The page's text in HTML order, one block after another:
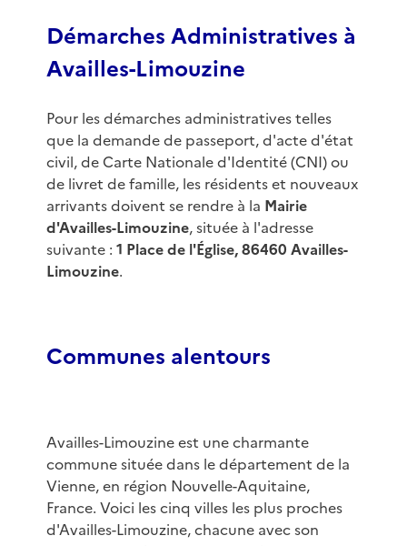
Démarches Administratives à
Availles-Limouzine
Pour les démarches administratives telles
que la demande de passeport, d'acte d'état
civil, de Carte Nationale d'Identité (CNI) ou
de livret de famille, les résidents et nouveaux
arrivants doivent se rendre à la Mairie
d'Availles-Limouzine, située à l'adresse
suivante : 1 Place de l'Église, 86460 Availles-
Limouzine.
Communes alentours
Availles-Limouzine est une charmante
commune située dans le département de la
Vienne, en région Nouvelle-Aquitaine,
France. Voici les cinq villes les plus proches
d'Availles-Limouzine, chacune avec son